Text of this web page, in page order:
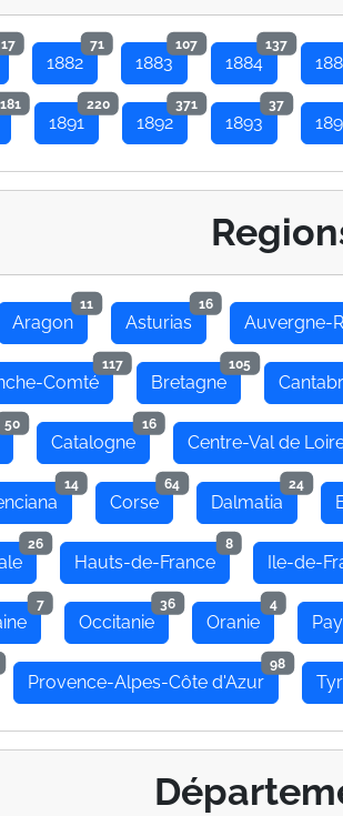
17
1882
71
1883
107
1884
137
181
1891
220
1892
371
1893
37
Aragon
11
Asturias
16
Auvergne-
Comté
117
Bretagne
105
50
Catalogne
16
Centre-Val de
14
Corse
64
Dalmatia
24
26
Hauts-de-France
8
Ile-de-
7
Occitanie
36
Oranie
4
Provence-Alpes-Côte d'Azur
98